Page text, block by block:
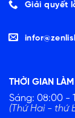
Giải quyết
THỜI GIAN
Sáng: 08:00 -
(Thứ Hai - thứ